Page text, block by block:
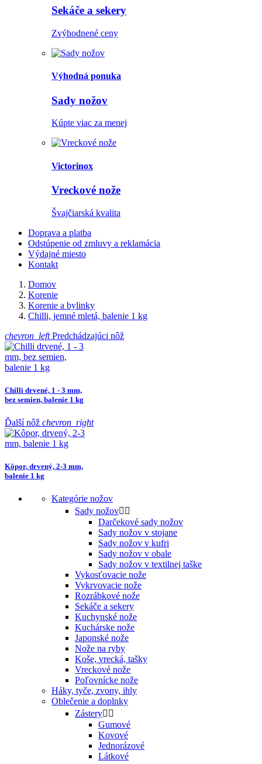
Sekáče a sekery
Zvýhodnené ceny
Výhodná ponuka
Sady nožov
Kúpte viac za menej
Victorinox
Vreckové nože
Švajčiarská kvalita
Doprava a platba
Odstúpenie od zmluvy a reklamácia
Výdajné miesto
Kontakt
Domov
Korenie
Korenie a bylinky
Chilli, jemné mletá, balenie 1 kg
chevron_leftPredchádzajúci nôž
Chilli drvené, 1 - 3 mm,
bez semien, balenie 1 kg
Ďalší nôž chevron_right
Kôpor, drvený, 2-3 mm,
balenie 1 kg
Kategórie nožov
Sady nožov 
Darčekové sady nožov
Sady nožov v stojane
Sady nožov v kufri
Sady nožov v obale
Sady nožov v textilnej taške
Vykosťovacie nože
Vykrvovacie nože
Rozrábkové nože
Sekáče a sekery
Kuchynské nože
Kuchárske nože
Japonské nože
Nože na ryby
Koše, vrecká, tašky
Vreckové nože
Poľovnícke nože
Háky, tyče, zvony, ihly
Oblečenie a doplnky
Zástery 
Gumové
Kovové
Jednorázové
Látkové